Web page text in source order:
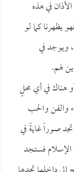
في هذه
يظهرنا كما لو
ويوجد في
لهم.
هناك في أي محلٍ
والفن والحب
صوراً غايةً في
فستجد